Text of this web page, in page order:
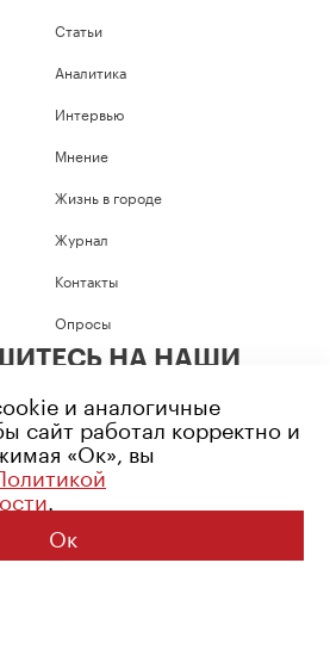
Статьи
Аналитика
Интервью
Мнение
Жизнь в городе
Журнал
Контакты
Опросы
НА НАШИ
ограничение: 16+
конфиденциальности
Все права защищены
и аналогичные
сайт работал корректно и
«Ок», вы
.
Ок